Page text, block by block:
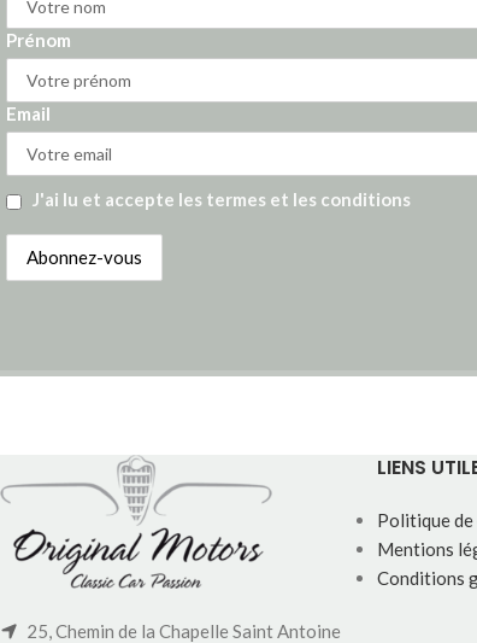
Prénom
Email
J'ai lu et accepte les termes et les conditions
25, Chemin de la Chapelle Saint Antoine
LIENS
Politique
Mentions
Conditions